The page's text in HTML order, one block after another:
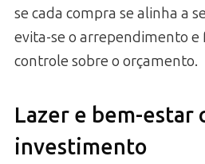
se cada compra se alinha a
evita-se o arrependimento e
controle sobre o orçamento.
Lazer e bem-estar
investimento